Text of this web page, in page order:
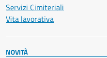
Servizi Cimiteriali
Vita lavorativa
NOVITÀ